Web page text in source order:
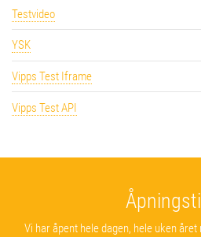
Testvideo
YSK
Vipps Test Iframe
Vipps Test API
Vi har åpent hele dagen, hele uken året